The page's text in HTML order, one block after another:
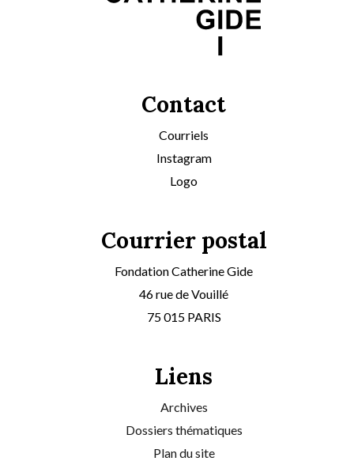
Contact
Courriels
Instagram
Logo
Courrier postal
Fondation Catherine Gide
46 rue de Vouillé
75 015 PARIS
Liens
Archives
Dossiers thématiques
Plan du site